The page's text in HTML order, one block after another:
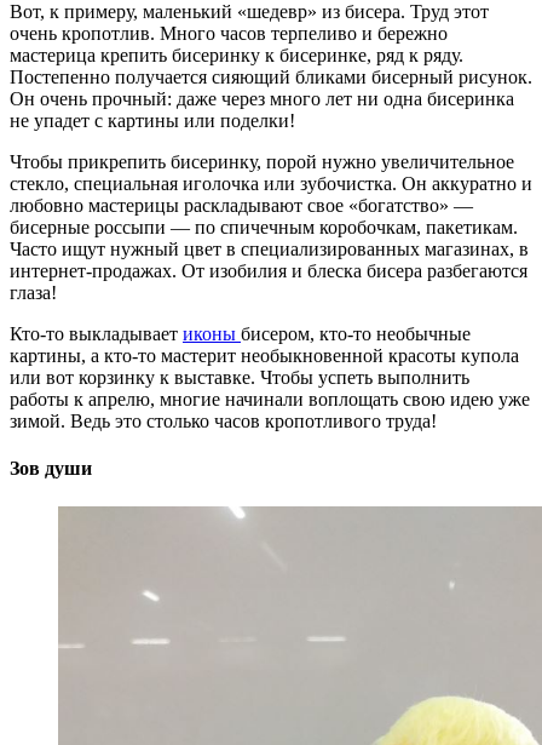
Вот, к примеру, маленький «шедевр» из бисера. Труд этот
очень кропотлив. Много часов терпеливо и бережно
мастерица крепить бисеринку к бисеринке, ряд к ряду.
Постепенно получается сияющий бликами бисерный рисунок.
Он очень прочный: даже через много лет ни одна бисеринка
не упадет с картины или поделки!
Чтобы прикрепить бисеринку, порой нужно увеличительное
стекло, специальная иголочка или зубочистка. Он аккуратно и
любовно мастерицы раскладывают свое «богатство» —
бисерные россыпи — по спичечным коробочкам, пакетикам.
Часто ищут нужный цвет в специализированных магазинах, в
интернет-продажах. От изобилия и блеска бисера разбегаются
глаза!
Кто-то выкладывает иконы бисером, кто-то необычные
картины, а кто-то мастерит необыкновенной красоты купола
или вот корзинку к выставке. Чтобы успеть выполнить
работы к апрелю, многие начинали воплощать свою идею уже
зимой. Ведь это столько часов кропотливого труда!
Зов души